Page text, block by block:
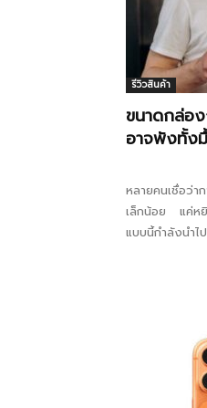
รีวิวสินค้า
ขนาดกล่อ
อาจพังทั้ง
หลายคนเชื่อว่า
เล็กน้อย แค่ห
แบบนี้กำลังนำ